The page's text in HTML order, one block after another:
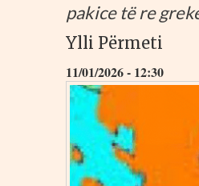
pakice të re
Ylli Përmeti
11/01/2026 - 12:30